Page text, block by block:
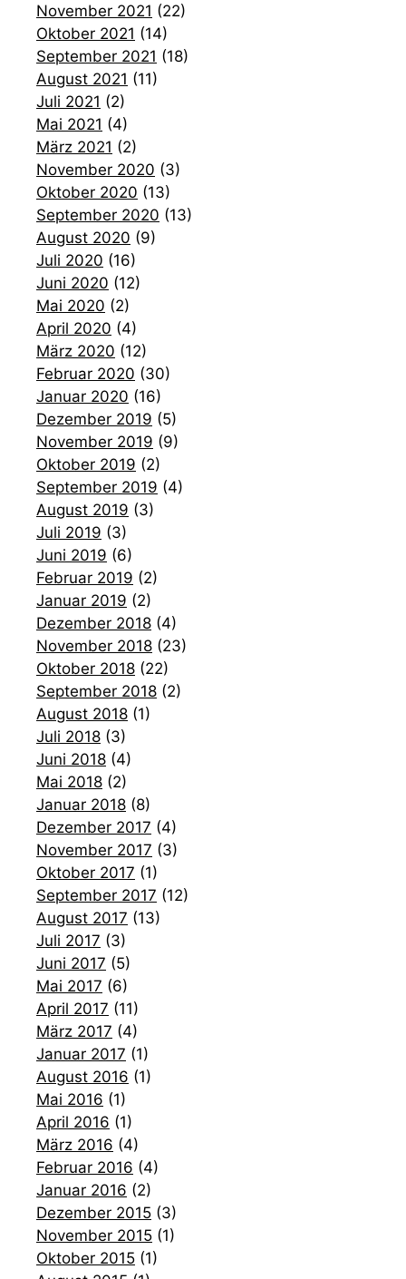
November 2021 (22)
Oktober 2021 (14)
September 2021 (18)
August 2021 (11)
Juli 2021 (2)
Mai 2021 (4)
März 2021 (2)
November 2020 (3)
Oktober 2020 (13)
September 2020 (13)
August 2020 (9)
Juli 2020 (16)
Juni 2020 (12)
Mai 2020 (2)
April 2020 (4)
März 2020 (12)
Februar 2020 (30)
Januar 2020 (16)
Dezember 2019 (5)
November 2019 (9)
Oktober 2019 (2)
September 2019 (4)
August 2019 (3)
Juli 2019 (3)
Juni 2019 (6)
Februar 2019 (2)
Januar 2019 (2)
Dezember 2018 (4)
November 2018 (23)
Oktober 2018 (22)
September 2018 (2)
August 2018 (1)
Juli 2018 (3)
Juni 2018 (4)
Mai 2018 (2)
Januar 2018 (8)
Dezember 2017 (4)
November 2017 (3)
Oktober 2017 (1)
September 2017 (12)
August 2017 (13)
Juli 2017 (3)
Juni 2017 (5)
Mai 2017 (6)
April 2017 (11)
März 2017 (4)
Januar 2017 (1)
August 2016 (1)
Mai 2016 (1)
April 2016 (1)
März 2016 (4)
Februar 2016 (4)
Januar 2016 (2)
Dezember 2015 (3)
November 2015 (1)
Oktober 2015 (1)